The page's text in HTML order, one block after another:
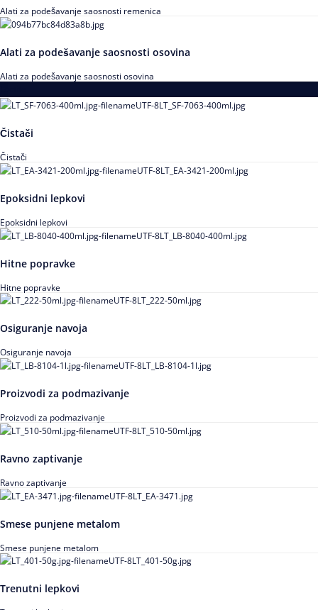
Alati za podešavanje saosnosti remenica
Alati za podešavanje saosnosti osovina
Alati za podešavanje saosnosti osovina
Čistači
Čistači
Epoksidni lepkovi
Epoksidni lepkovi
Hitne popravke
Hitne popravke
Osiguranje navoja
Osiguranje navoja
Proizvodi za podmazivanje
Proizvodi za podmazivanje
Ravno zaptivanje
Ravno zaptivanje
Smese punjene metalom
Smese punjene metalom
Trenutni lepkovi